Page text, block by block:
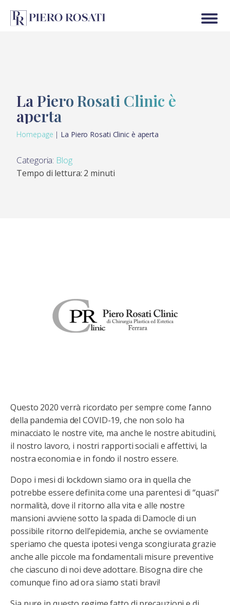
La Piero Rosati Clinic è
aperta
Homepage | La Piero Rosati Clinic è aperta
Categoria: Blog
Tempo di lettura: 2 minuti
Questo 2020 verrà ricordato per sempre come l’anno
della pandemia del COVID-19, che non solo ha
minacciato le nostre vite, ma anche le nostre abitudini,
il nostro lavoro, i nostri rapporti sociali e affettivi, la
nostra economia e in fondo il nostro essere.
Dopo i mesi di lockdown siamo ora in quella che
potrebbe essere definita come una parentesi di “quasi”
normalità, dove il ritorno alla vita e alle nostre
mansioni avviene sotto la spada di Damocle di un
possibile ritorno dell’epidemia, anche se ovviamente
speriamo che questa ipotesi venga scongiurata grazie
anche alle piccole ma fondamentali misure preventive
che ciascuno di noi deve adottare. Bisogna dire che
comunque fino ad ora siamo stati bravi!